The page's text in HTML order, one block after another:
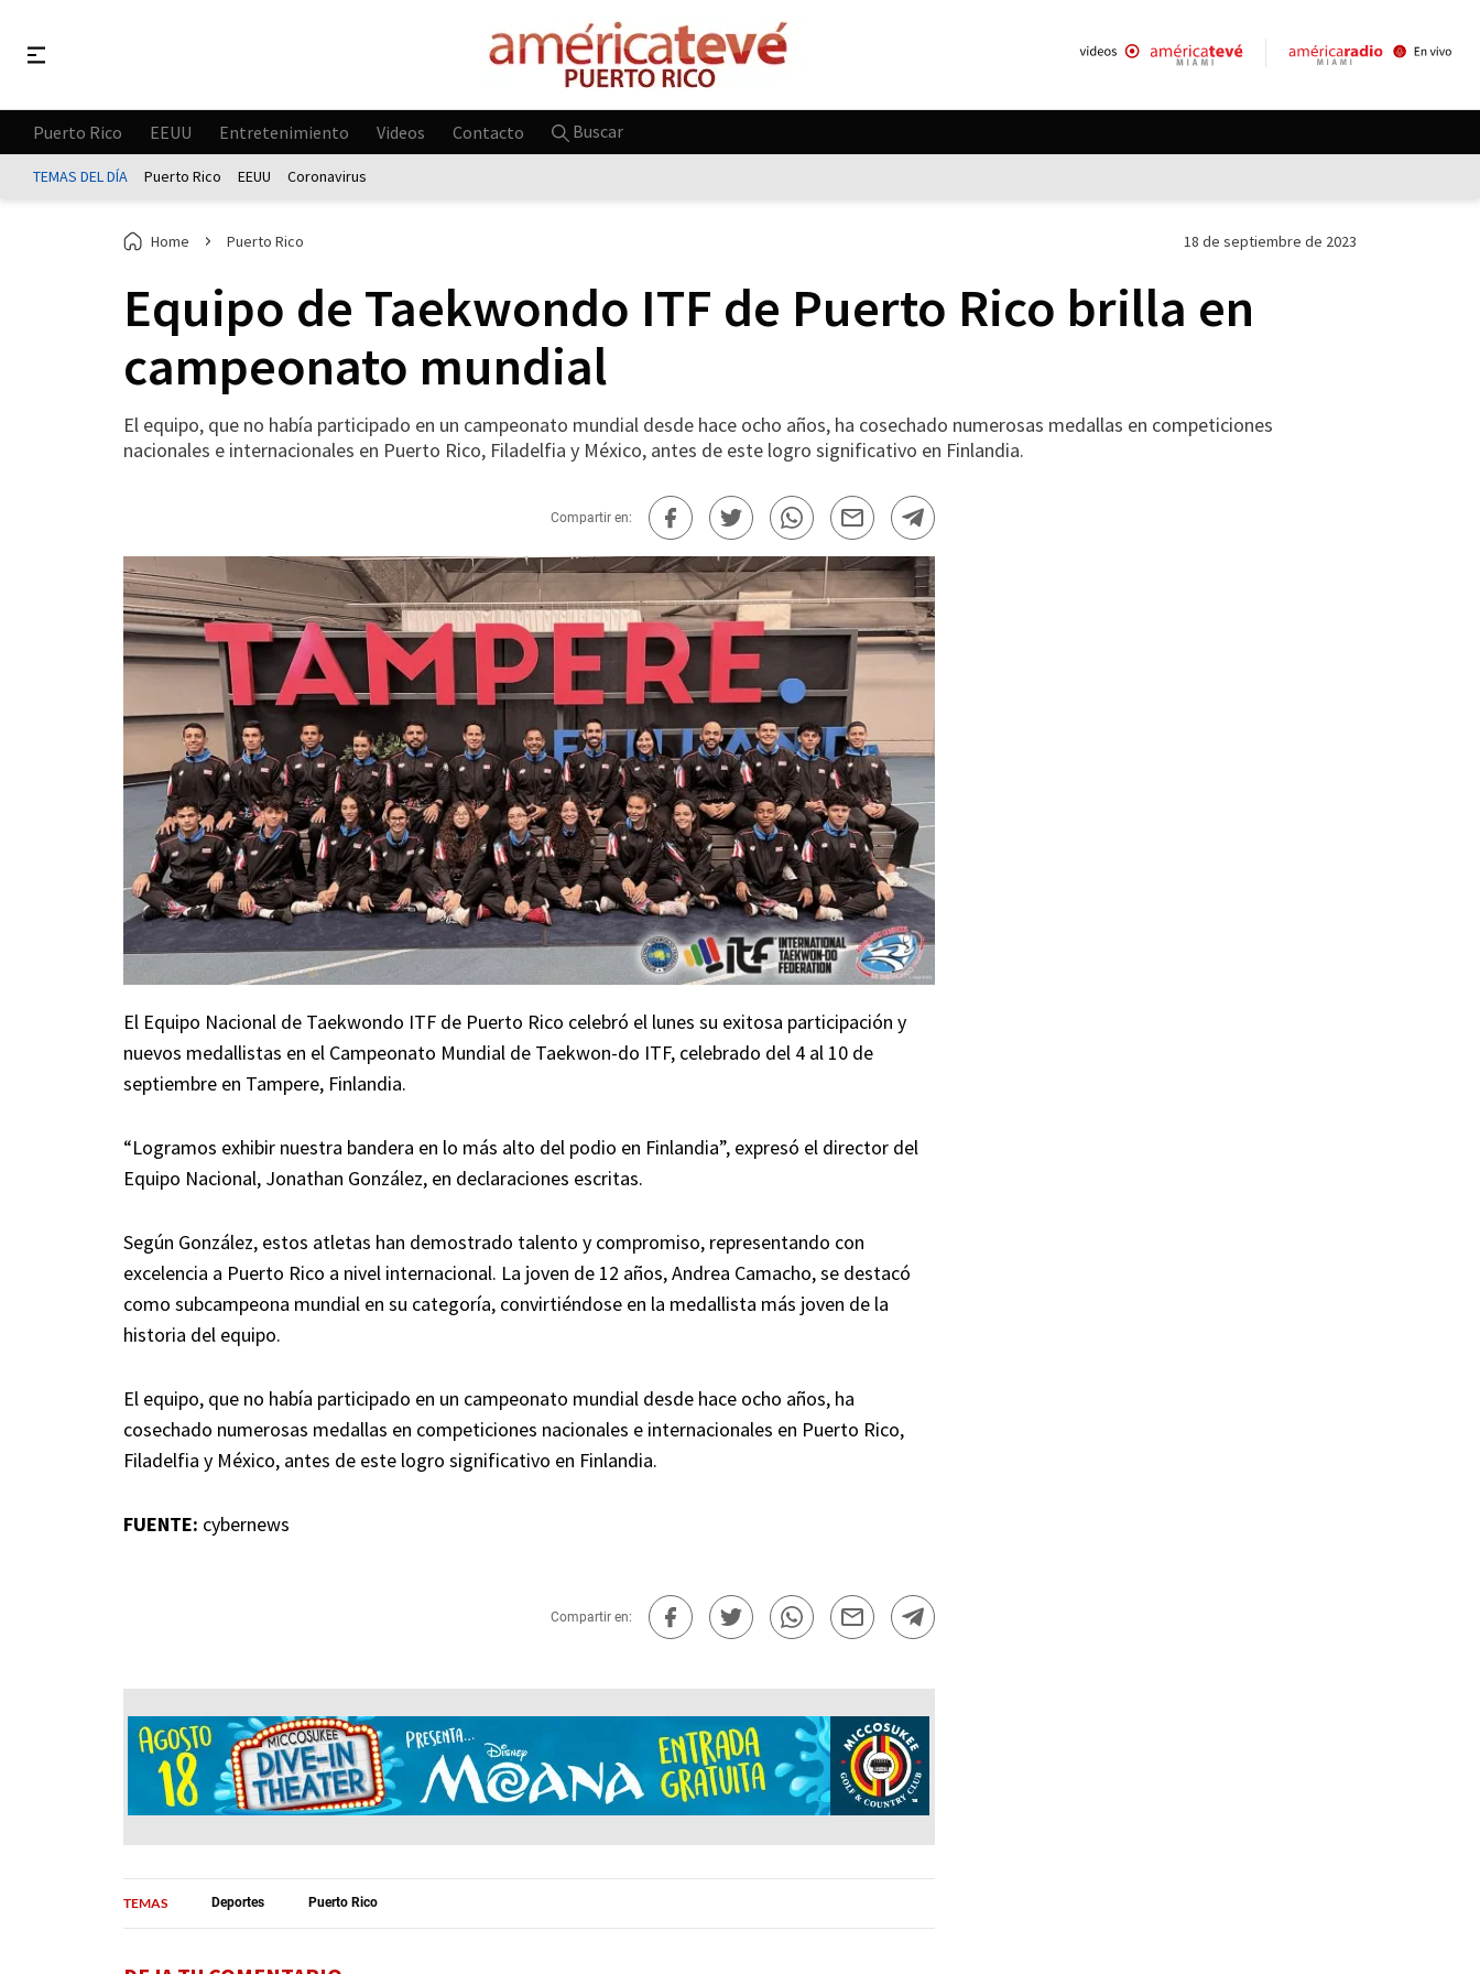
Puerto Rico EEUU Entretenimiento Videos Contacto Buscar
TEMAS DEL DÍA Puerto Rico EEUU Coronavirus
Home Puerto Rico 18 de septiembre de 2023
Equipo de Taekwondo ITF de Puerto Rico brilla en
campeonato mundial
El equipo, que no había participado en un campeonato mundial desde hace ocho años, ha cosechado numerosas medallas en competiciones
nacionales e internacionales en Puerto Rico, Filadelfia y México, antes de este logro significativo en Finlandia.
Compartir en:
El Equipo Nacional de Taekwondo ITF de Puerto Rico celebró el lunes su exitosa participación y
nuevos medallistas en el Campeonato Mundial de Taekwon-do ITF, celebrado del 4 al 10 de
septiembre en Tampere, Finlandia.
“Logramos exhibir nuestra bandera en lo más alto del podio en Finlandia”, expresó el director del
Equipo Nacional, Jonathan González, en declaraciones escritas.
Según González, estos atletas han demostrado talento y compromiso, representando con
excelencia a Puerto Rico a nivel internacional. La joven de 12 años, Andrea Camacho, se destacó
como subcampeona mundial en su categoría, convirtiéndose en la medallista más joven de la
historia del equipo.
El equipo, que no había participado en un campeonato mundial desde hace ocho años, ha
cosechado numerosas medallas en competiciones nacionales e internacionales en Puerto Rico,
Filadelfia y México, antes de este logro significativo en Finlandia.
FUENTE: cybernews
Compartir en:
TEMAS Deportes Puerto Rico